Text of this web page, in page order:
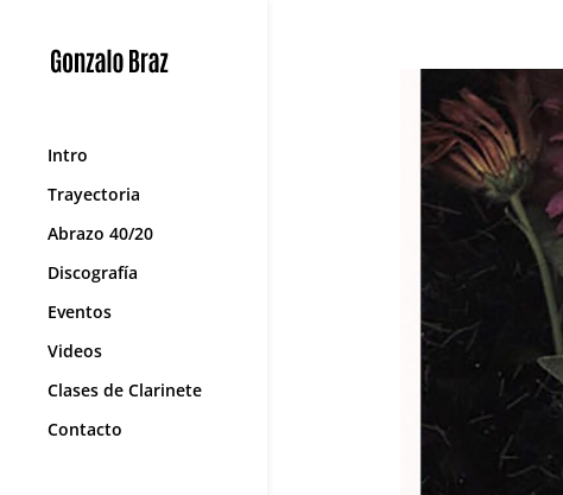
Intro
Trayectoria
Abrazo 40/20
Discografía
Eventos
Videos
Clases de Clarinete
Contacto